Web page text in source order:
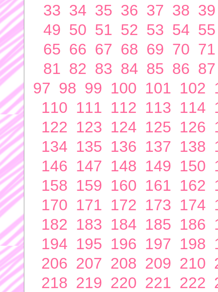
33 34 35 36 37 38 39
49 50 51 52 53 54 55
65 66 67 68 69 70 71
81 82 83 84 85 86 87
97 98 99 100 101 102
110 111 112 113 114
122 123 124 125 126
134 135 136 137 138
146 147 148 149 150
158 159 160 161 162
170 171 172 173 174
182 183 184 185 186
194 195 196 197 198
206 207 208 209 210
218 219 220 221 222